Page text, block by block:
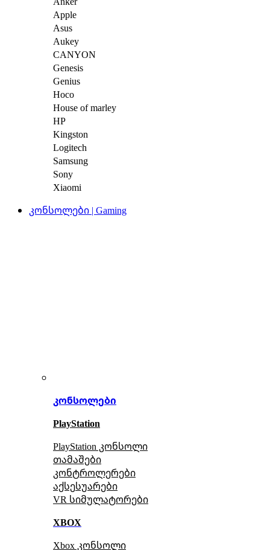
Apple
Asus
Aukey
CANYON
Genesis
Genius
Hoco
House of marley
HP
Kingston
Logitech
Samsung
Sony
Xiaomi
კონსოლები | Gaming
კონსოლები
PlayStation
PlayStation კონსოლი
თამაშები
კონტროლერები
აქსესუარები
VR სიმულატორები
XBOX
Xbox კონსოლი